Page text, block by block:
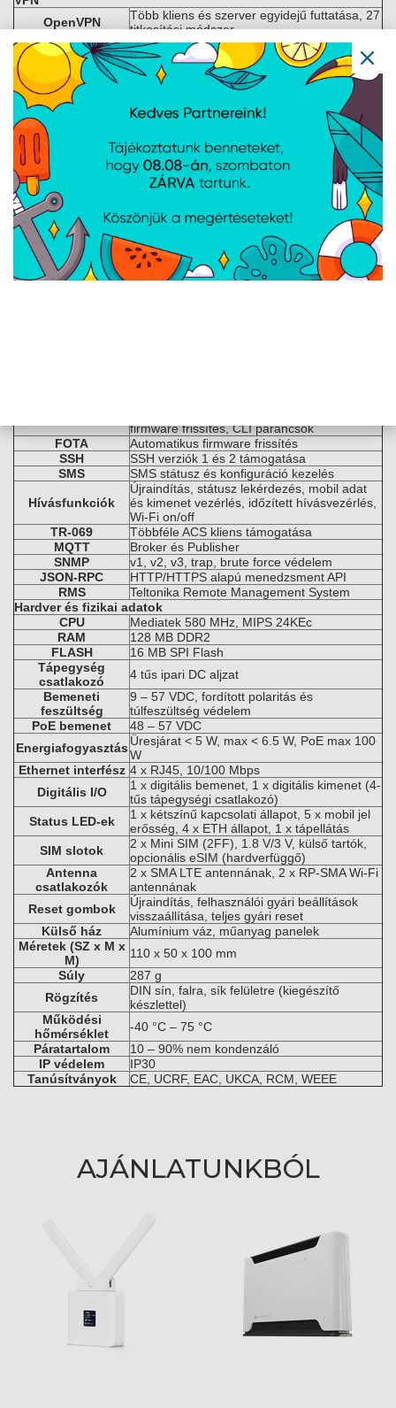
OpenVPN
Több kliens és szerver egyidejű futtatása, 27
titkosítási módszer
OpenVPN
Titkosítások
DES-CBC 64, RC2-CBC 128, AES-256-CBC
256, és még sok más
IPsec
XFRM, IKEv1, IKEv2, 14 titkosítási mód
GRE
GRE tunnel és GRE over IPsec támogatás
PPTP, L2TP
Client és szerver példányok egyidejűleg,
L2TPv3, L2TP over IPsec támogatás
Stunnel
segítségével
DMVPN
Skálázható IPsec VPN-ek építése, Phase2/3,
Dual Hub
SSTP
SSTP kliens támogatás
ZeroTier
WireGuard
WireGuard kliens és szerver
Tinc
Titkosított, hitelesített és tömörített VPN
Ipari protokollok
OPC UA
Kliens, szerver TCP kapcsolatok
Szerver, kliens mód, RTU és TCP, egyedi
firmware frissítés, CLI parancsok
FOTA
Automatikus firmware frissítés
SSH
SSH verziók 1 és 2 támogatása
SMS
SMS státusz és konfiguráció kezelés
Hívásfunkciók
Újraindítás, státusz lekérdezés, mobil adat
és kimenet vezérlés, időzített hívásvezérlés,
Wi-Fi on/off
TR-069
Többféle ACS kliens támogatása
MQTT
Broker és Publisher
SNMP
v1, v2, v3, trap, brute force védelem
JSON-RPC
HTTP/HTTPS alapú menedzsment API
RMS
Teltonika Remote Management System
Hardver és fizikai adatok
CPU
Mediatek 580 MHz, MIPS 24KEc
RAM
128 MB DDR2
FLASH
16 MB SPI Flash
Tápegység
csatlakozó
4 tűs ipari DC aljzat
Bemeneti
feszültség
9 – 57 VDC, fordított polaritás és
túlfeszültség védelem
PoE bemenet
48 – 57 VDC
Energiafogyasztás Üresjárat < 5 W, max < 6.5 W, PoE max 100
W
Ethernet interfész 4 x RJ45, 10/100 Mbps
Digitális I/O
1 x digitális bemenet, 1 x digitális kimenet (4-
tűs tápegységi csatlakozó)
Status LED-ek
1 x kétszínű kapcsolati állapot, 5 x mobil jel
erősség, 4 x ETH állapot, 1 x tápellátás
SIM slotok
2 x Mini SIM (2FF), 1.8 V/3 V, külső tartók,
opcionális eSIM (hardverfüggő)
Antenna
csatlakozók
2 x SMA LTE antennának, 2 x RP-SMA Wi-Fi
antennának
Reset gombok
Újraindítás, felhasználói gyári beállítások
visszaállítása, teljes gyári reset
Külső ház
Alumínium váz, műanyag panelek
Méretek (SZ x M x
M)
110 x 50 x 100 mm
Súly
287 g
Rögzítés
DIN sín, falra, sík felületre (kiegészítő
készlettel)
Működési
hőmérséklet
-40 °C – 75 °C
Páratartalom
10 – 90% nem kondenzáló
IP védelem
IP30
Tanúsítványok
CE, UCRF, EAC, UKCA, RCM, WEEE
AJÁNLATUNKBÓL